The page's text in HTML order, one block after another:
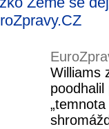
Williams